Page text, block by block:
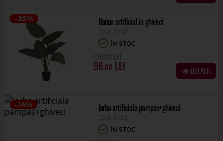
-25% Banan artificial in ghiveci
ÎN STOC
98.00 DETALII
-14% Iarba artificiala pampas+ghiveci
ÎN STOC